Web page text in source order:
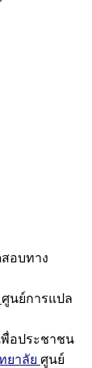
อบทาง
ศูนย์การแปล
อประชาชน
ยาลัย ศูนย์